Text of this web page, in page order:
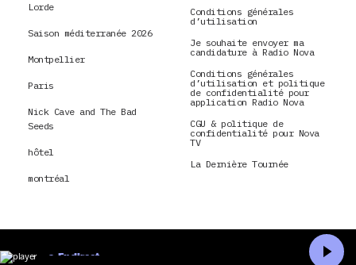
Lorde
Saison méditerranée 2026
Montpellier
Paris
Nick Cave and The Bad
Seeds
hôtel
montréal
Conditions générales
d’utilisation
Je souhaite envoyer ma
candidature à Radio Nova
Conditions générales
d’utilisation et politique
de confidentialité pour
application Radio Nova
CGU & politique de
confidentialité pour Nova
TV
La Dernière Tournée
En direct